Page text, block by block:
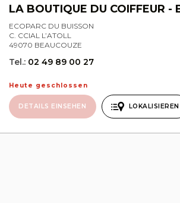
LA BOUTIQUE DU COIFFEUR -
ECOPARC DU BUISSON
C. CCIAL L’ATOLL
49070 BEAUCOUZE
Tel.: 02 49 89 00 27
Heute geschlossen
DETAILS EINSEHEN LOKALISIEREN